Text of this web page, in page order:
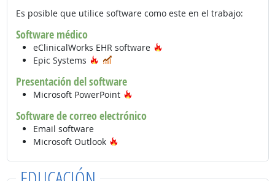
Es posible que utilice software como este en el trabajo:
Software médico
eClinicalWorks EHR software
Epic Systems
Tecnología de moda
Presentación del software
Microsoft PowerPoint
Software de correo electrónico
Email software
Microsoft Outlook